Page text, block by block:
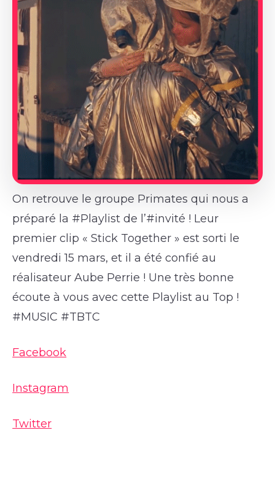
On retrouve le groupe Primates qui nous a
préparé la #Playlist de l’#invité ! Leur
premier clip « Stick Together » est sorti le
vendredi 15 mars, et il a été confié au
réalisateur Aube Perrie ! Une très bonne
écoute à vous avec cette Playlist au Top !
#MUSIC #TBTC
Facebook
Instagram
Twitter